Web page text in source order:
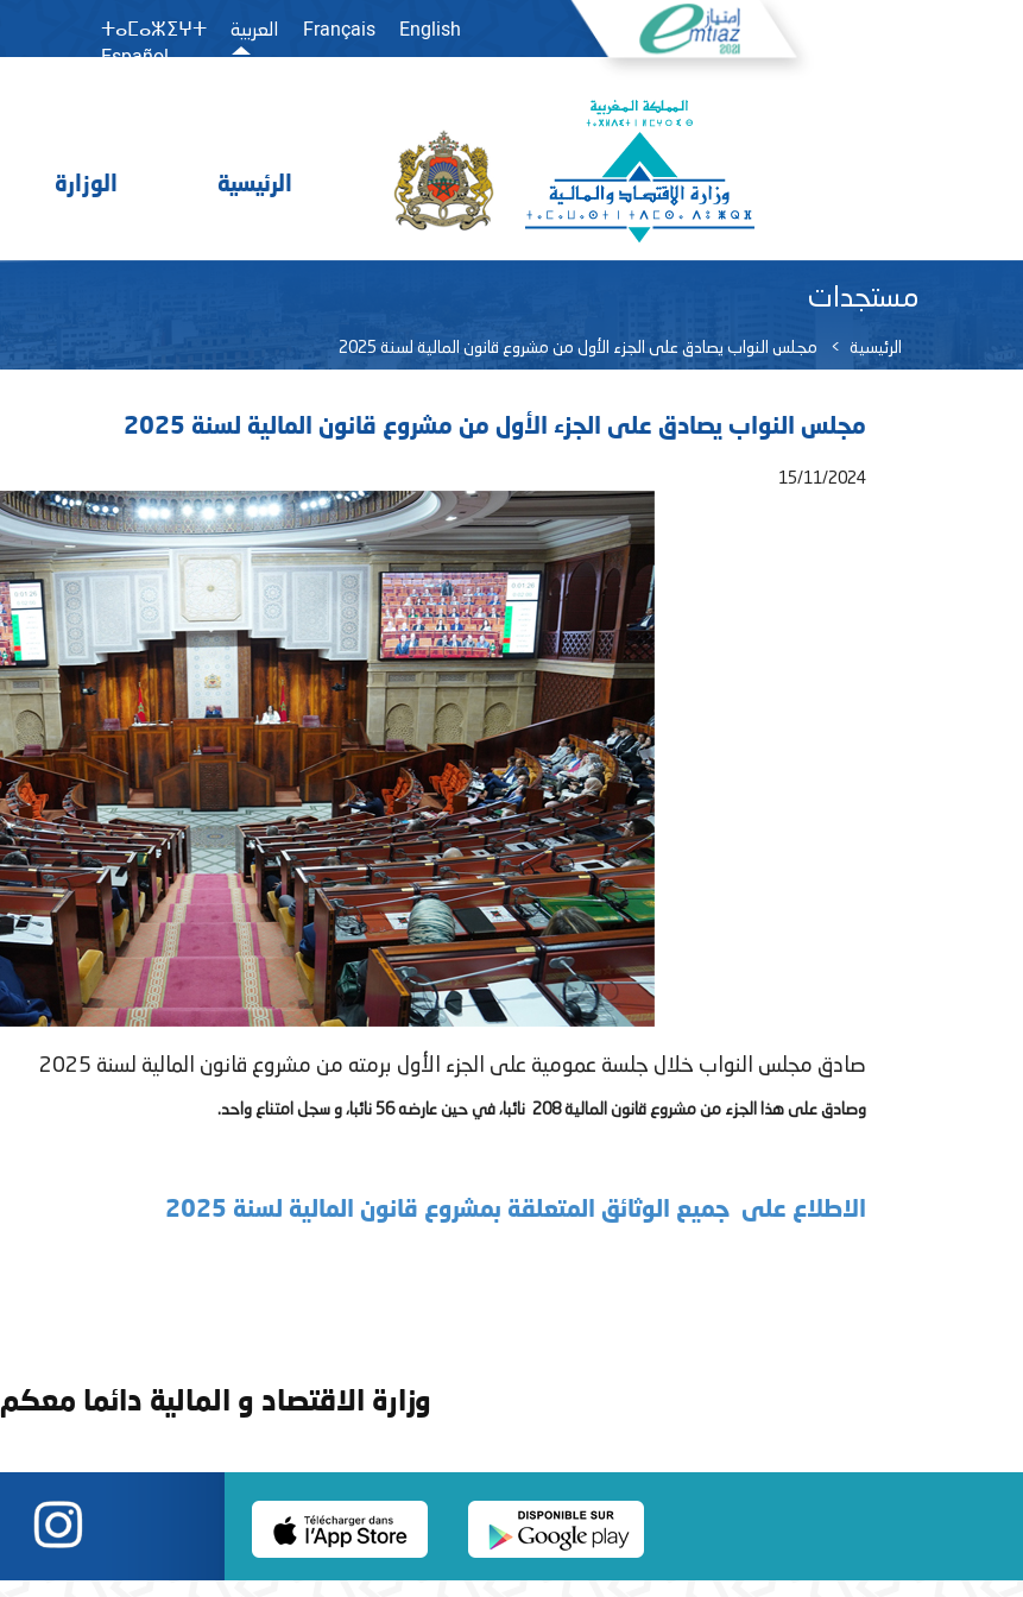
ⵜⴰⵎⴰⵣⵉⵖⵜ العربية Français
English
Español
الرئيسية الوزارة
مستجدات
الرئيسية مجلس النواب يصادق على الجزء الأول من مشروع قانون المالية لسنة 2025
مجلس النواب يصادق على الجزء الأول من مشروع قانون المالية لسنة 2025
15/11/2024
صادق مجلس النواب خلال جلسة عمومية على الجزء الأول برمته من مشروع قانون المالية لسنة 2025
وصادق على هذا الجزء من مشروع قانون المالية208 نائبا، في حين عارضه 56 نائبا، و سجل امتناع واحد.
الاطلاع على جميع الوثائق المتعلقة بمشروع قانون المالية لسنة 2025
وزارة الاقتصاد و المالية دائما معكم